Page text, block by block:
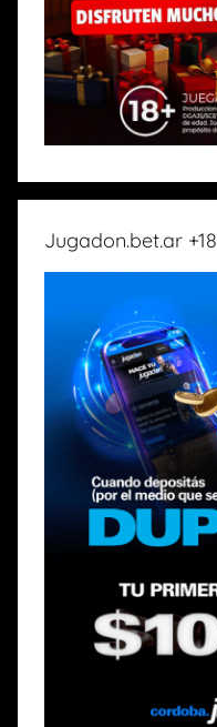
Jugadon.bet.ar +18